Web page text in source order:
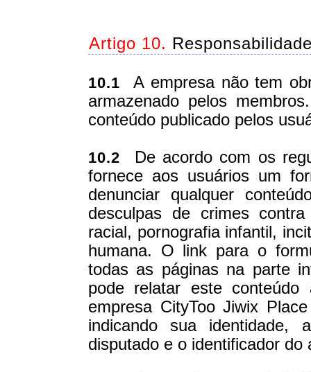
Artigo 10.
10.1 A empresa não tem
armazenado pelos
conteúdo publicado pelos
10.2 De acordo com os
fornece aos usuários um
denunciar qualquer
desculpas de crimes
racial, pornografia infantil,
humana. O link para o
todas as páginas na parte
pode relatar este
empresa CityToo Jiwix
indicando sua
disputado e o identificador do